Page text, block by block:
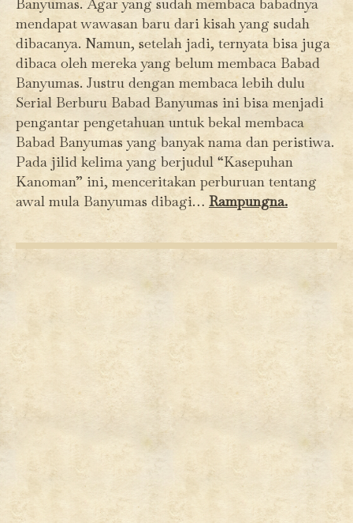
mendapat wawasan baru dari kisah yang sudah
dibacanya. Namun, setelah jadi, ternyata bisa juga
dibaca oleh mereka yang belum membaca Babad
Banyumas. Justru dengan membaca lebih dulu
Serial Berburu Babad Banyumas ini bisa menjadi
pengantar pengetahuan untuk bekal membaca
Babad Banyumas yang banyak nama dan peristiwa.
Pada jilid kelima yang berjudul “Kasepuhan
Kanoman” ini, menceritakan perburuan tentang
awal mula Banyumas dibagi… Rampungna.